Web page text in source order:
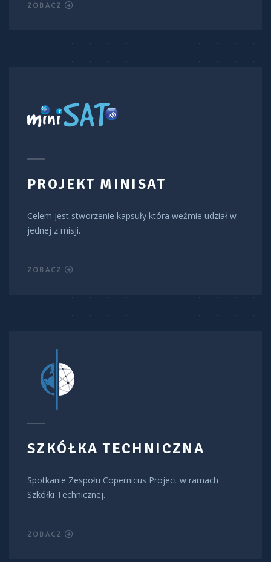
ZOBACZ
PROJEKT MINISAT
Celem jest stworzenie kapsuły która weźmie udział w
jednej z misji.
ZOBACZ
SZKÓŁKA TECHNICZNA
Spotkanie Zespołu Copernicus Project w ramach
Szkółki Technicznej.
ZOBACZ